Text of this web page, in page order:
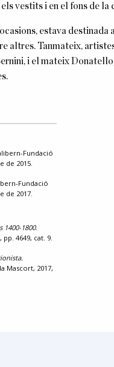
vestits i en el fons de la
estava
altres. Tanmateix,
i el mateix
Fundació
de 2015.
Fundació
de 2017.
1400-1800.
4649, cat. 9.
Mascort, 2017,